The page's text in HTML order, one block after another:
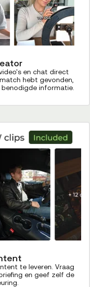
en chat direct
hebt gevonden,
informatie.
te leveren. Vraag
en geef zelf de